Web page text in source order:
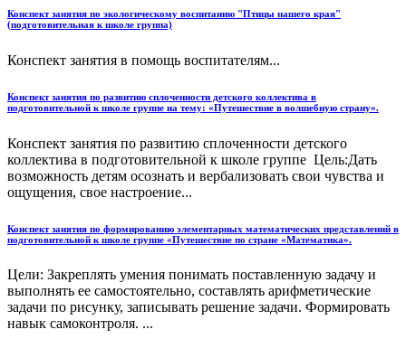
Конспект занятия по экологическому воспитанию "Птицы нашего края"
(подготовительная к школе группа)
Конспект занятия в помощь воспитателям...
Конспект занятия по развитию сплоченности детского коллектива в
подготовительной к школе группе на тему: «Путешествие в волшебную страну».
Конспект занятия по развитию сплоченности детского
коллектива в подготовительной к школе группе Цель:Дать
возможность детям осознать и вербализовать свои чувства и
ощущения, свое настроение...
Конспект занятия по формированию элементарных математических представлений в
подготовительной к школе группе «Путешествие по стране «Математика».
Цели: Закреплять умения понимать поставленную задачу и
выполнять ее самостоятельно, составлять арифметические
задачи по рисунку, записывать решение задачи. Формировать
навык самоконтроля. ...